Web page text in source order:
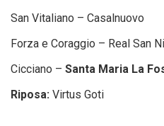
San Vitaliano – Casalnuovo
Forza e Coraggio – Real San
Cicciano – Santa Maria La
Riposa: Virtus Goti